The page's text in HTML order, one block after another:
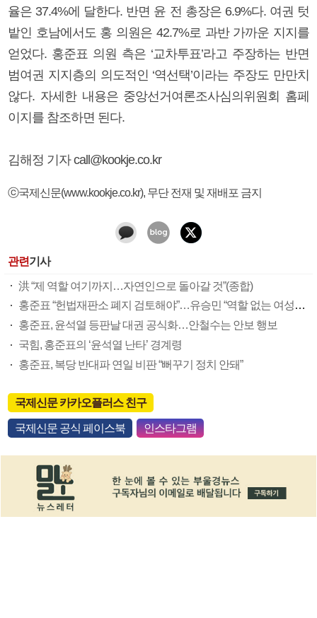
율은 37.4%에 달한다. 반면 윤 전 총장은 6.9%다. 여권 텃
밭인 호남에서도 홍 의원은 42.7%로 과반 가까운 지지를
얻었다. 홍준표 의원 측은 ‘교차투표’라고 주장하는 반면
범여권 지지층의 의도적인 ‘역선택’이라는 주장도 만만치
않다. 자세한 내용은 중앙선거여론조사심의위원회 홈페
이지를 참조하면 된다.
김해정 기자 call@kookje.co.kr
ⓒ국제신문(www.kookje.co.kr), 무단 전재 및 재배포 금지
관련기사
洪 “제 역할 여기까지…자연인으로 돌아갈 것”(종합)
홍준표 “헌법재판소 폐지 검토해야”…유승민 “역할 없는 여성가족부 해체”
홍준표, 윤석열 등판날 대권 공식화…안철수는 안보 행보
국힘, 홍준표의 ‘윤석열 난타’ 경계령
홍준표, 복당 반대파 연일 비판 “뻐꾸기 정치 안돼”
국제신문 카카오플러스 친구
국제신문 공식 페이스북 인스타그램